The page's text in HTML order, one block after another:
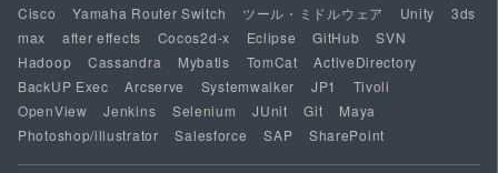
Cisco
Yamaha Router Switch ツール・ミドルウェア Unity
3ds
max
after effects Cocos2d-x Eclipse GitHub
SVN
Hadoop
Cassandra Mybatis TomCat
ActiveDirectory
BackUP Exec
Arcserve Systemwalker JP1
Tivoli
OpenView
Jenkins Selenium JUnit Git
Maya
Photoshop/illustrator
Salesforce SAP SharePoint